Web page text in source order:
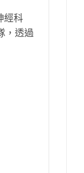
經科
，透過